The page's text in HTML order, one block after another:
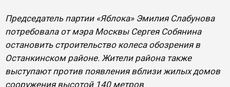
Председатель партии «Яблока» Эмилия Слабунова
потребовала от мэра Москвы Сергея Собянина
остановить строительство колеса обозрения в
Останкинском районе. Жители района также
выступают против появления вблизи жилых домов
сооружения высотой 140 метров